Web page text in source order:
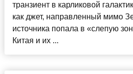
транзиент в карликовой
как джет, направленный мимо
источника попала в «слепую
Китая и их ...